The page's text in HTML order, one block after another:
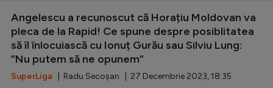
Angelescu a recunoscut că Horațiu Moldovan va
pleca de la Rapid! Ce spune despre posiblitatea
să îl înlocuiască cu Ionuț Gurău sau Silviu Lung:
”Nu putem să ne opunem”
SuperLiga | Radu Secoșan | 27 Decembrie 2023, 18:35